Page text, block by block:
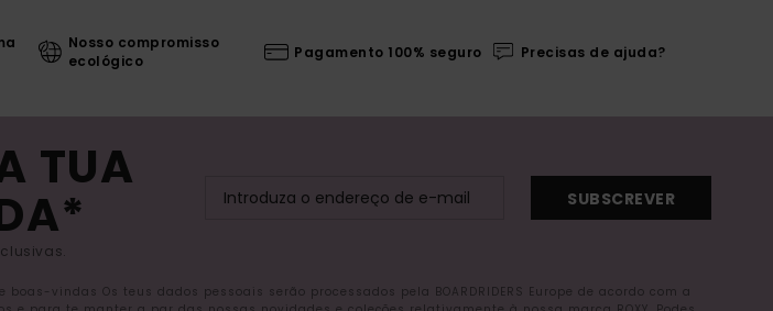
Nosso compromisso
ecológico
Pagamento 100% seguro Precisas de ajuda?
TUA
SUBSCREVER
vindas Os teus dados pessoais serão processados pela BOARDRIDERS Europe de acordo com a